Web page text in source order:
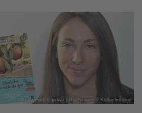
Scilla Forti © privat | Buchcover © Keller Editore